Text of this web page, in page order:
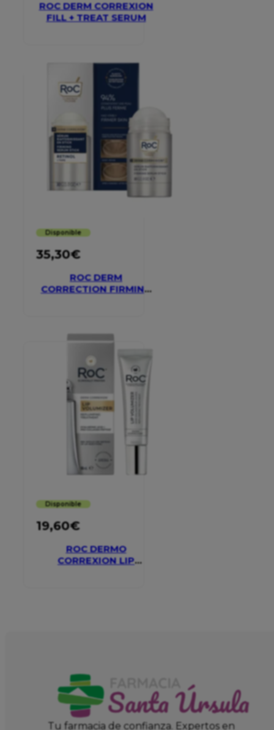
ROC DERM CORREXION
FILL + TREAT SERUM
Disponible
35,30€
ROC DERM
CORRECTION FIRMING
Disponible
19,60€
ROC DERMO
CORREXION LIP
Tu farmacia de confianza. Expertos en